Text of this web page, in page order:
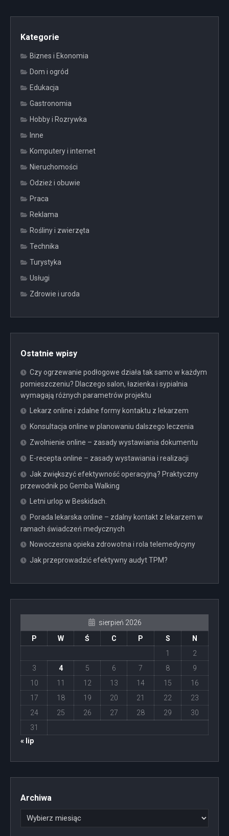
Kategorie
Biznes i Ekonomia
Dom i ogród
Edukacja
Gastronomia
Hobby i Rozrywka
Inne
Komputery i internet
Nieruchomości
Odzież i obuwie
Praca
Reklama
Rośliny i zwierzęta
Technika
Turystyka
Usługi
Zdrowie i uroda
Ostatnie wpisy
Czy ogrzewanie podłogowe działa tak samo w każdym
pomieszczeniu? Dlaczego salon, łazienka i sypialnia
wymagają różnych parametrów projektu
Lekarz online i zdalne formy kontaktu z lekarzem
Konsultacja online w planowaniu dalszego leczenia
Zwolnienie online – zasady wystawiania dokumentu
E-recepta online – zasady wystawiania i realizacji
Jak zwiększyć efektywność operacyjną? Praktyczny
przewodnik po Gemba Walking
Letni urlop w Beskidach.
Porada lekarska online – zdalny kontakt z lekarzem w
ramach świadczeń medycznych
Nowoczesna opieka zdrowotna i rola telemedycyny
Jak przeprowadzić efektywny audyt TPM?
sierpień 2026
P
W Ś C P S
N
1
2
3
4 5 6 7 8
9
10
11 12 13 14 15
16
17
18 19 20 21 22
23
24
25 26 27 28 29
30
31
« lip
Archiwa